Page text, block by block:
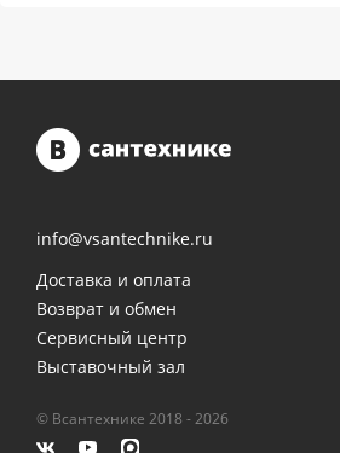
info@vsantechnike.ru
Доставка и оплата
Возврат и обмен
Сервисный центр
Выставочный зал
© Всантехнике 2018 - 2026